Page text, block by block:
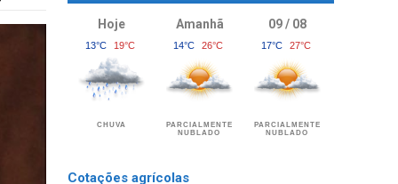
Hoje
13°C 19°C
CHUVA
Amanhã
14°C 26°C
PARCIALMENTE
NUBLADO
09 / 08
17°C 27°C
PARCIALMENTE
NUBLADO
Cotações agrícolas